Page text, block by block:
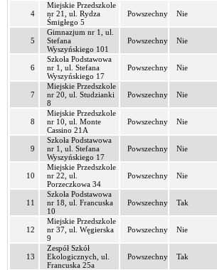
4
Miejskie Przedszkole
nr 21, ul. Rydza
Śmigłego 5
Powszechny Nie
5
Gimnazjum nr 1, ul.
Stefana
Wyszyńskiego 101
Powszechny Nie
6
Szkoła Podstawowa
nr 1, ul. Stefana
Wyszyńskiego 17
Powszechny Nie
7
Miejskie Przedszkole
nr 20, ul. Studzianki
8
Powszechny Nie
8
Miejskie Przedszkole
nr 10, ul. Monte
Cassino 21A
Powszechny Nie
9
Szkoła Podstawowa
nr 1, ul. Stefana
Wyszyńskiego 17
Powszechny Nie
10
Miejskie Przedszkole
nr 22, ul.
Porzeczkowa 34
Powszechny Nie
11
Szkoła Podstawowa
nr 18, ul. Francuska
10
Powszechny Tak
12
Miejskie Przedszkole
nr 37, ul. Węgierska
9
Powszechny Nie
13
Zespół Szkół
Ekologicznych, ul.
Francuska 25a
Powszechny Tak